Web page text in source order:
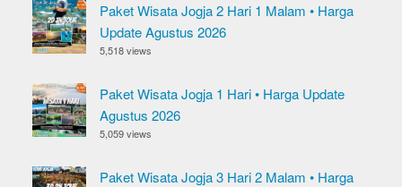
Paket Wisata Jogja 2 Hari 1 Malam • Harga
Update Agustus 2026
5,518 views
Paket Wisata Jogja 1 Hari • Harga Update
Agustus 2026
5,059 views
Paket Wisata Jogja 3 Hari 2 Malam • Harga